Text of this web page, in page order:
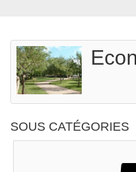
SOUS CATÉGORIES